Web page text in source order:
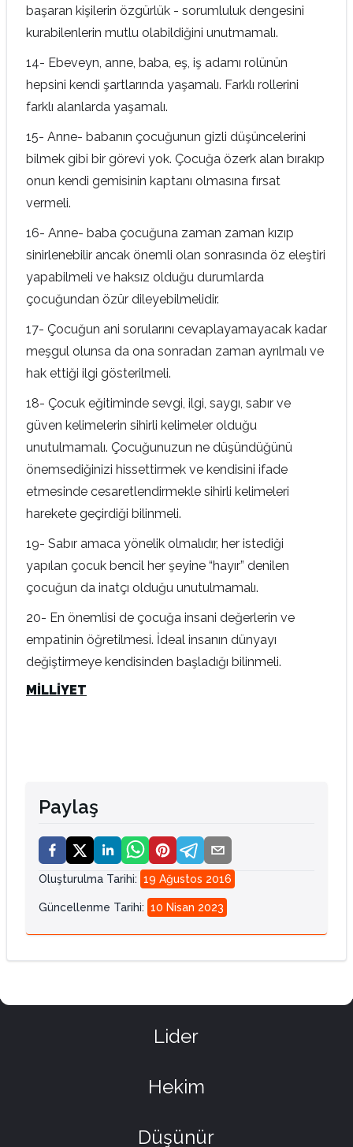
başaran kişilerin özgürlük - sorumluluk dengesini
kurabilenlerin mutlu olabildiğini unutmamalı.
14- Ebeveyn, anne, baba, eş, iş adamı rolünün
hepsini kendi şartlarında yaşamalı. Farklı rollerini
farklı alanlarda yaşamalı.
15- Anne- babanın çocuğunun gizli düşüncelerini
bilmek gibi bir görevi yok. Çocuğa özerk alan bırakıp
onun kendi gemisinin kaptanı olmasına fırsat
vermeli.
16- Anne- baba çocuğuna zaman zaman kızıp
sinirlenebilir ancak önemli olan sonrasında öz eleştiri
yapabilmeli ve haksız olduğu durumlarda
çocuğundan özür dileyebilmelidir.
17- Çocuğun ani sorularını cevaplayamayacak kadar
meşgul olunsa da ona sonradan zaman ayrılmalı ve
hak ettiği ilgi gösterilmeli.
18- Çocuk eğitiminde sevgi, ilgi, saygı, sabır ve
güven kelimelerin sihirli kelimeler olduğu
unutulmamalı. Çocuğunuzun ne düşündüğünü
önemsediğinizi hissettirmek ve kendisini ifade
etmesinde cesaretlendirmekle sihirli kelimeleri
harekete geçirdiği bilinmeli.
19- Sabır amaca yönelik olmalıdır, her istediği
yapılan çocuk bencil her şeyine “hayır” denilen
çocuğun da inatçı olduğu unutulmamalı.
20- En önemlisi de çocuğa insani değerlerin ve
empatinin öğretilmesi. İdeal insanın dünyayı
değiştirmeye kendisinden başladığı bilinmeli.
MİLLİYET
Paylaş
Oluşturulma Tarihi: 19 Ağustos 2016
Güncellenme Tarihi: 10 Nisan 2023
Lider
Hekim
Düşünür